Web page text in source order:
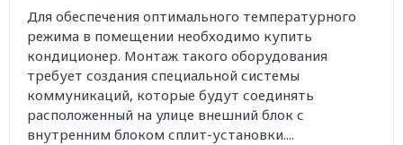
Для обеспечения оптимального температурного
режима в помещении необходимо купить
кондиционер. Монтаж такого оборудования
требует создания специальной системы
коммуникаций, которые будут соединять
расположенный на улице внешний блок с
внутренним блоком сплит-установки....